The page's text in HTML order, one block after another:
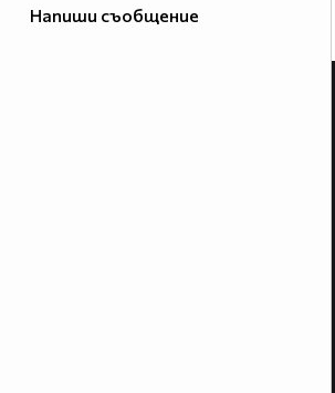
Напиши съобщение